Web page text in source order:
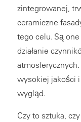
zintegrowanej,
ceramiczne
tego celu. Są
działanie
wysokiej jakości
wygląd.
Czy to sztuka,